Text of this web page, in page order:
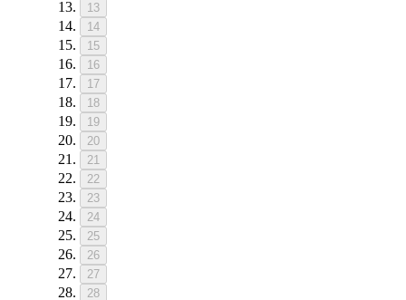
13
14
15
16
17
18
19
20
21
22
23
24
25
26
27
28